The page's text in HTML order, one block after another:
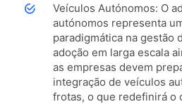
Veículos Autónomos: O
autónomos representa
paradigmática na gestão
adoção em larga escala
as empresas devem
integração de veículos
frotas, o que redefinirá o